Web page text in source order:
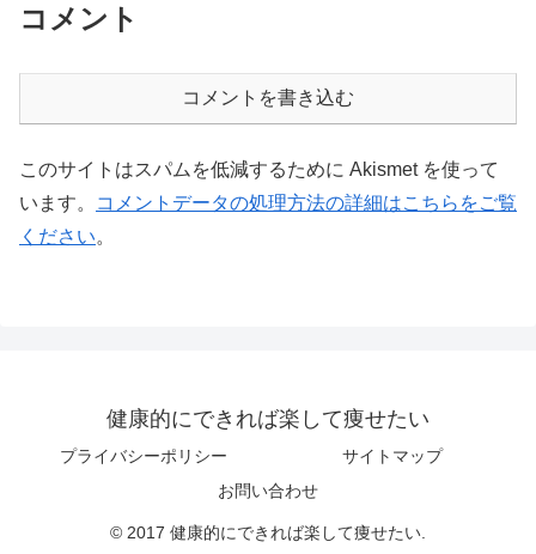
コメント
コメントを書き込む
このサイトはスパムを低減するために Akismet を使って
います。
コメントデータの処理方法の詳細はこちらをご覧
ください。
健康的にできれば楽して痩せたい
プライバシーポリシー
サイトマップ
お問い合わせ
© 2017 健康的にできれば楽して痩せたい.